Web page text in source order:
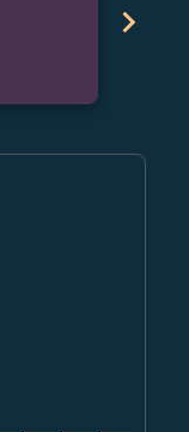
chevron_right